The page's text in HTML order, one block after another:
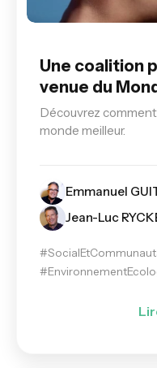
Une coalition
venue du
Découvrez
monde meilleur.
Emmanuel
Jean-Luc